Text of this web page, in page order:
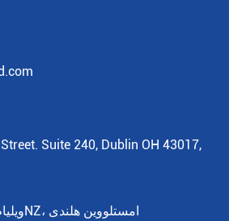
Suite 240, Dublin OH 43017,
ویلیام بوتلان 258,1185NZ، امستلووین هلندی